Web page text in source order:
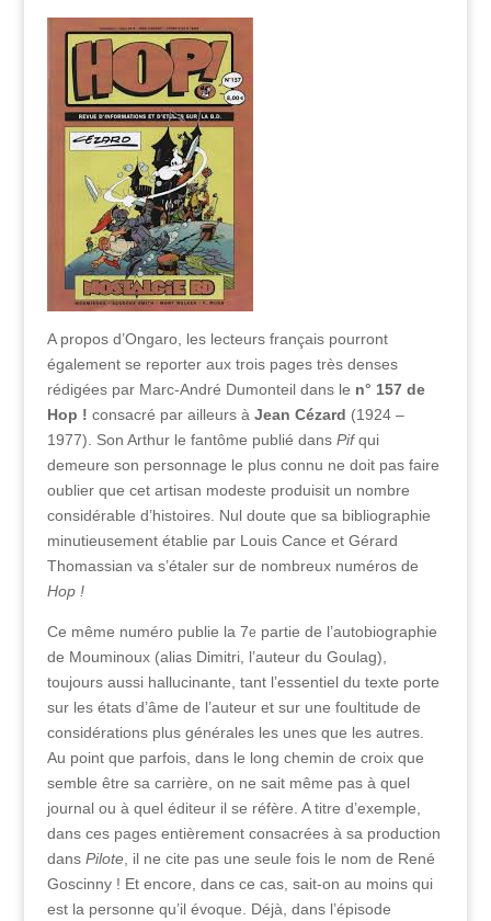
A propos d’Ongaro, les lecteurs français pourront
également se reporter aux trois pages très denses
rédigées par Marc-André Dumonteil dans le n° 157 de
Hop ! consacré par ailleurs à Jean Cézard (1924 –
1977). Son Arthur le fantôme publié dans Pifqui
demeure son personnage le plus connu ne doit pas faire
oublier que cet artisan modeste produisit un nombre
considérable d’histoires. Nul doute que sa bibliographie
minutieusement établie par Louis Cance et Gérard
Thomassian va s’étaler sur de nombreux numéros de
Hop !
Ce même numéro publie la 7e partie de l’autobiographie
de Mouminoux (alias Dimitri, l’auteur du Goulag),
toujours aussi hallucinante, tant l’essentiel du texte porte
sur les états d’âme de l’auteur et sur une foultitude de
considérations plus générales les unes que les autres.
Au point que parfois, dans le long chemin de croix que
semble être sa carrière, on ne sait même pas à quel
journal ou à quel éditeur il se réfère. A titre d’exemple,
dans ces pages entièrement consacrées à sa production
dans Pilote, il ne cite pas une seule fois le nom de René
Goscinny ! Et encore, dans ce cas, sait-on au moins qui
est la personne qu’il évoque. Déjà, dans l’épisode